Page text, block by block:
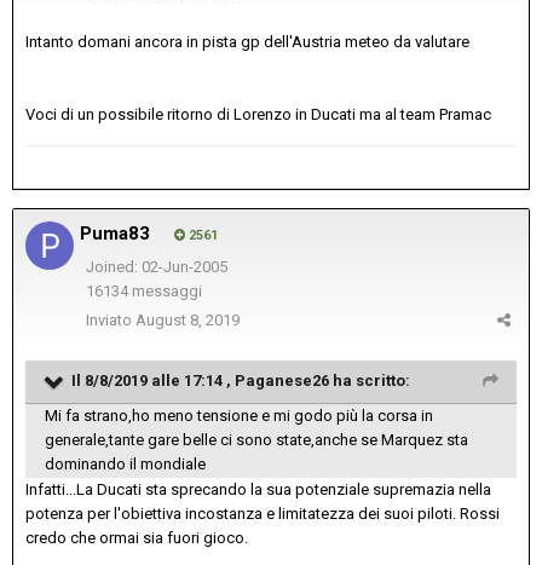
Intanto domani ancora in pista gp dell'Austria meteo da valutare
Voci di un possibile ritorno di Lorenzo in Ducati ma al team Pramac
Puma83 2561
Joined: 02-Jun-2005
16134 messaggi
Inviato August 8, 2019
Il 8/8/2019 alle 17:14 , Paganese26 ha scritto:
Mi fa strano,ho meno tensione e mi godo più la corsa in
generale,tante gare belle ci sono state,anche se Marquez sta
dominando il mondiale
Infatti...La Ducati sta sprecando la sua potenziale supremazia nella
potenza per l'obiettiva incostanza e limitatezza dei suoi piloti. Rossi
credo che ormai sia fuori gioco.